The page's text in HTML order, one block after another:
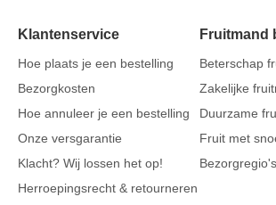
Klantenservice
Hoe plaats je een bestelling
Bezorgkosten
Hoe annuleer je een bestelling
Onze versgarantie
Klacht? Wij lossen het op!
Herroepingsrecht & retourneren
Fruitmand
Beterschap
Zakelijke
Duurzame
Fruit met